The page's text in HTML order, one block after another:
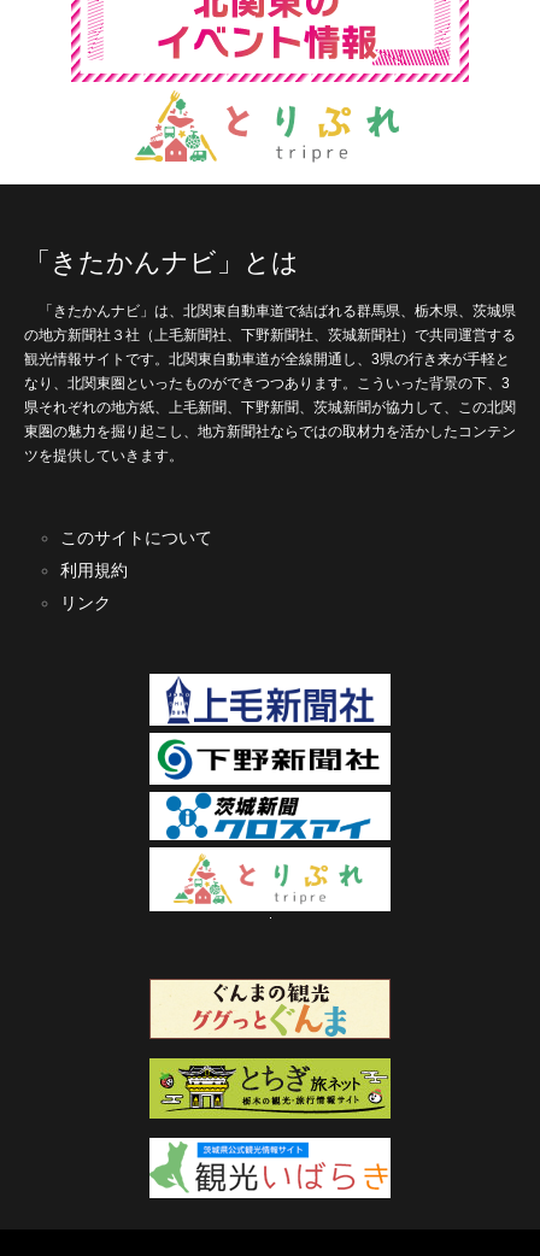
「きたかんナビ」とは
「きたかんナビ」は、北関東自動車道で結ばれる群馬県、栃木県、茨城県
の地方新聞社３社（上毛新聞社、下野新聞社、茨城新聞社）で共同運営する
観光情報サイトです。北関東自動車道が全線開通し、3県の行き来が手軽と
なり、北関東圏といったものができつつあります。こういった背景の下、3
県それぞれの地方紙、上毛新聞、下野新聞、茨城新聞が協力して、この北関
東圏の魅力を掘り起こし、地方新聞社ならではの取材力を活かしたコンテン
ツを提供していきます。
このサイトについて
利用規約
リンク